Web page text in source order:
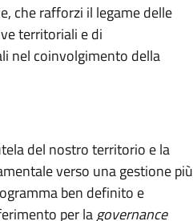
che rafforzi il legame delle
territoriali e di
nel coinvolgimento della
del nostro territorio e la
verso una gestione più
ben definito e
per lagovernance